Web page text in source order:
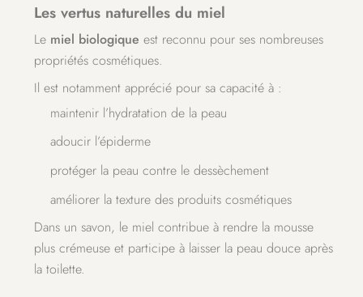
Les vertus naturelles du miel
Le miel biologique est reconnu pour ses nombreuses
propriétés cosmétiques.
Il est notamment apprécié pour sa capacité à :
maintenir l’hydratation de la peau
adoucir l’épiderme
protéger la peau contre le dessèchement
améliorer la texture des produits cosmétiques
Dans un savon, le miel contribue à rendre la mousse
plus crémeuse et participe à laisser la peau douce après
la toilette.